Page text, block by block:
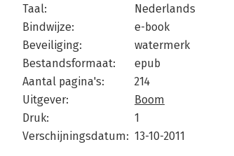
Taal:
Nederlands
Bindwijze:
e-book
Beveiliging:
watermerk
Bestandsformaat:
epub
Aantal pagina's:
214
Uitgever:
Boom
Druk:
1
Verschijningsdatum: 13-10-2011